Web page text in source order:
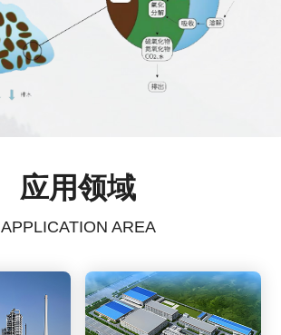
应用领域
APPLICATION AREA